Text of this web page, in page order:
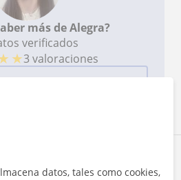
más de Alegra?
verificados
★3 valoraciones
datos, tales como cookies,